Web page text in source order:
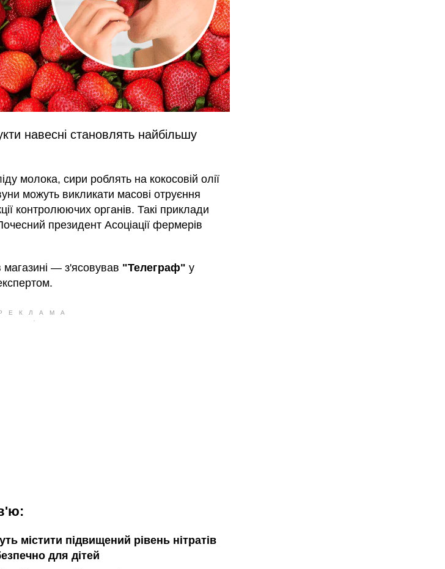
навесні становлять найбільшу
молока, сири роблять на кокосовій олії
можуть викликати масові отруєння
контролюючих органів. Такі приклади
президент Асоціації фермерів
магазині — з'ясовував "Телеграф" у
містити підвищений рівень нітратів
для дітей